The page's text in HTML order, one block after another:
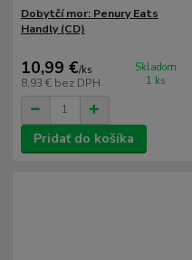
Dobytčí mor: Penury Eats
Handly (CD)
10,99 €/ks
8,93 € bez DPH
Skladom
1 ks
Pridať do košíka